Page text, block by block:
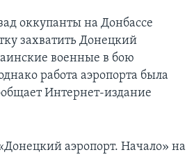
оккупанты на Донбассе
захватить Донецкий
военные в бою
работа аэропорта была
Интернет-издание
аэропорт. Начало» на